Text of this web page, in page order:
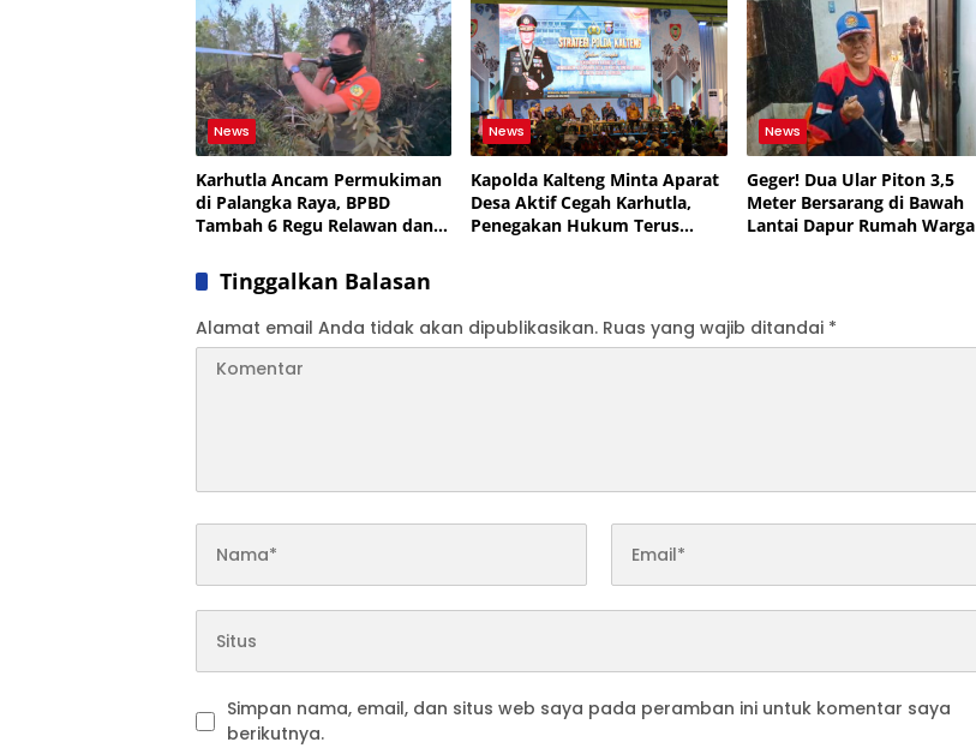
News
Karhutla Ancam Permukiman
di Palangka Raya, BPBD
Tambah 6 Regu Relawan dan
News
Kapolda Kalteng Minta Aparat
Desa Aktif Cegah Karhutla,
Penegakan Hukum Terus
News
Geger! Dua Ular Piton 3,5
Meter Bersarang di Bawah
Lantai Dapur Rumah Warga
Tinggalkan Balasan
Alamat email Anda tidak akan dipublikasikan. Ruas yang wajib ditandai *
Simpan nama, email, dan situs web saya pada peramban ini untuk komentar saya
berikutnya.